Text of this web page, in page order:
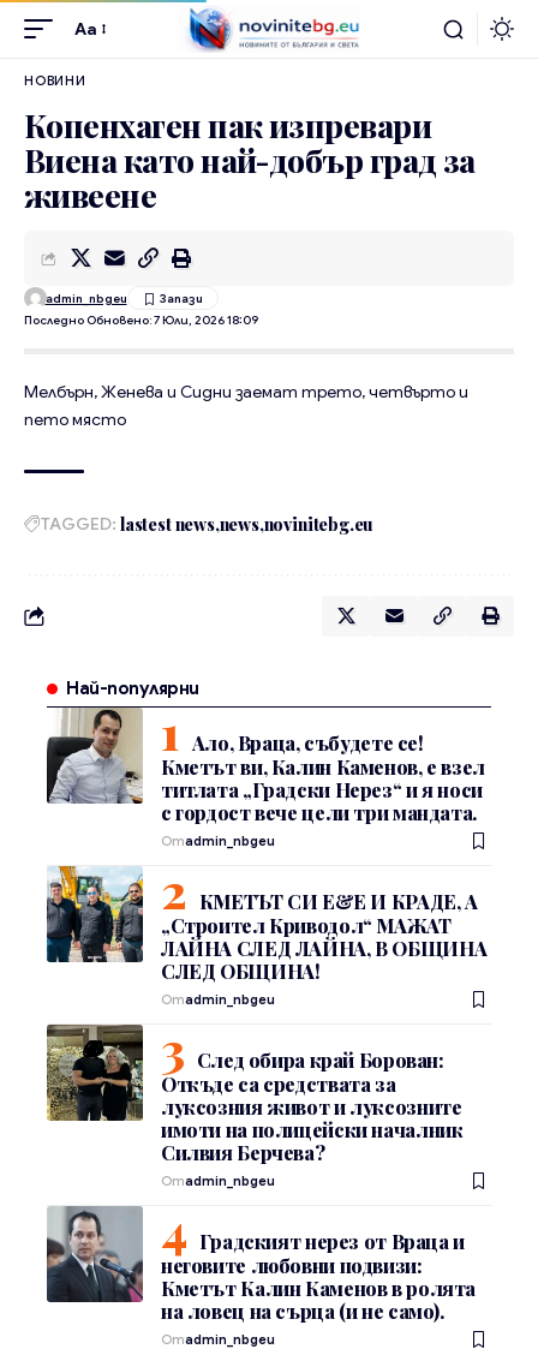
Aa
НОВИНИ
Копенхаген пак изпревари
Виена като най-добър град за
живеене
Последно Обновено: 7 Юли, 2026 18:09
admin_nbgeu
Мелбърн, Женева и Сидни заемат трето, четвърто и
пето място
TAGGED: lastest news news novinitebg.eu
Най-популярни
Ало, Враца, събудете се!
Кметът ви, Калин Каменов, е взел
титлата „Градски Нерез“ и я носи
с гордост вече цели три мандата.
Отadmin_nbgeu
КМЕТЪТ СИ Е&Е И КРАДЕ, А
„Строител Криводол“ МАЖАТ
ЛАЙНА СЛЕД ЛАЙНА, В ОБЩИНА
СЛЕД ОБЩИНА!
Отadmin_nbgeu
След обира край Борован:
Откъде са средствата за
луксозния живот и луксозните
имоти на полицейски началник
Силвия Берчева?
Отadmin_nbgeu
Градският нерез от Враца и
неговите любовни подвизи:
Кметът Калин Каменов в ролята
на ловец на сърца (и не само).
Отadmin_nbgeu